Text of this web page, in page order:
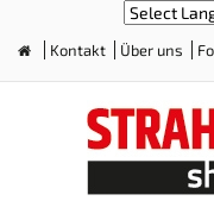
Kontakt Über uns